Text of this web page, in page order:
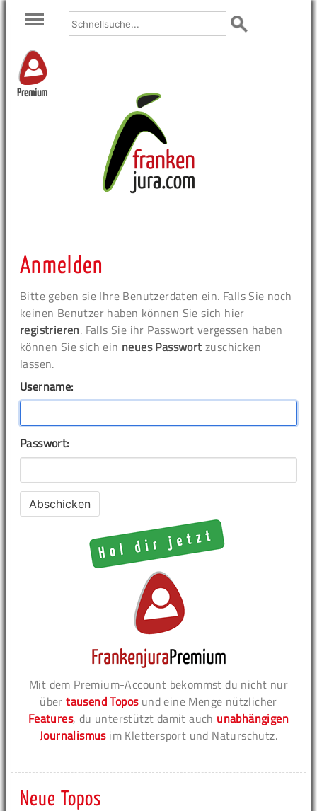
Premium
Anmelden
Bitte geben sie Ihre Benutzerdaten ein. Falls Sie noch
keinen Benutzer haben können Sie sich hier
registrieren. Falls Sie ihr Passwort vergessen haben
können Sie sich ein neues Passwort zuschicken
lassen.
Username:
Passwort:
Mit dem Premium-Account bekommst du nicht nur
übertausend Toposund eine Menge nützlicher
Features, du unterstützt damit auch unabhängigen
Journalismusim Klettersport und Naturschutz.
Neue Topos